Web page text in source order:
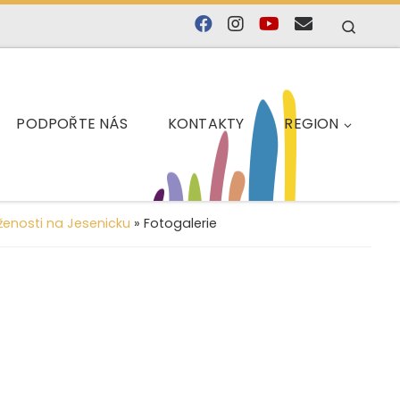
PODPOŘTE NÁS KONTAKTY REGION
na Jesenicku » Fotogalerie